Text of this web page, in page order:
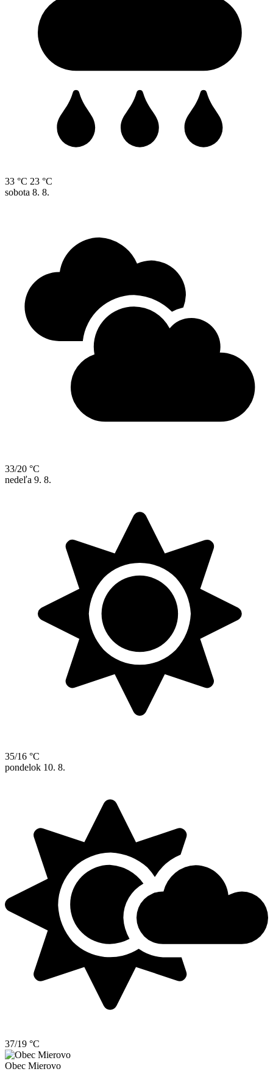
33 °C 23 °C
sobota 8. 8.
33/20 °C
nedeľa 9. 8.
35/16 °C
pondelok 10. 8.
37/19 °C
Obec Mierovo